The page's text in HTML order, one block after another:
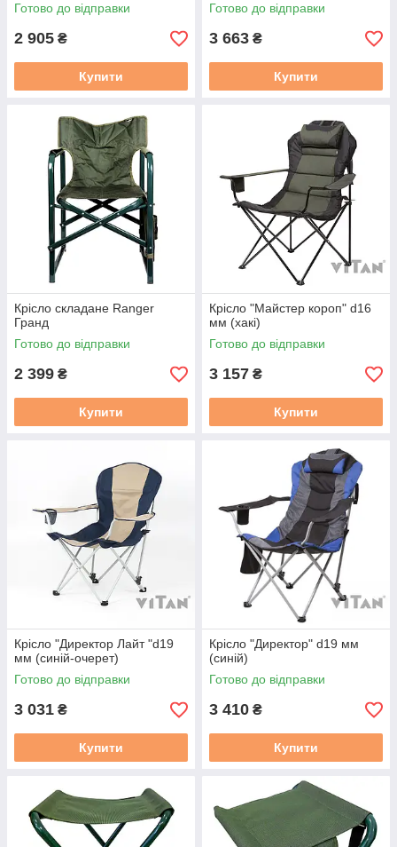
Готово до відправки
2 905 ₴
Купити
Готово до відправки
3 663 ₴
Купити
Крісло складане Ranger
Гранд
Готово до відправки
2 399 ₴
Купити
Крісло "Майстер короп" d16
мм (хакі)
Готово до відправки
3 157 ₴
Купити
Крісло "Директор Лайт "d19
мм (синій-очерет)
Готово до відправки
3 031 ₴
Купити
Крісло "Директор" d19 мм
(синій)
Готово до відправки
3 410 ₴
Купити